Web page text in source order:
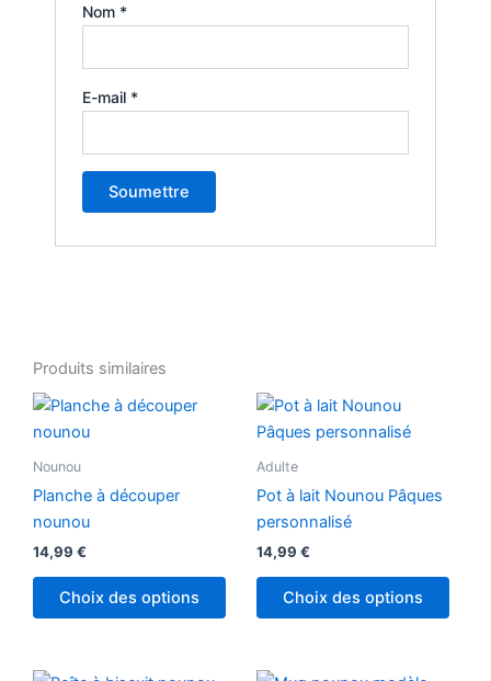
Nom *
E-mail *
Produits similaires
Nounou
Planche à découper
nounou
14,99 €
Choix des options
Adulte
Pot à lait Nounou Pâques
personnalisé
14,99 €
Choix des options